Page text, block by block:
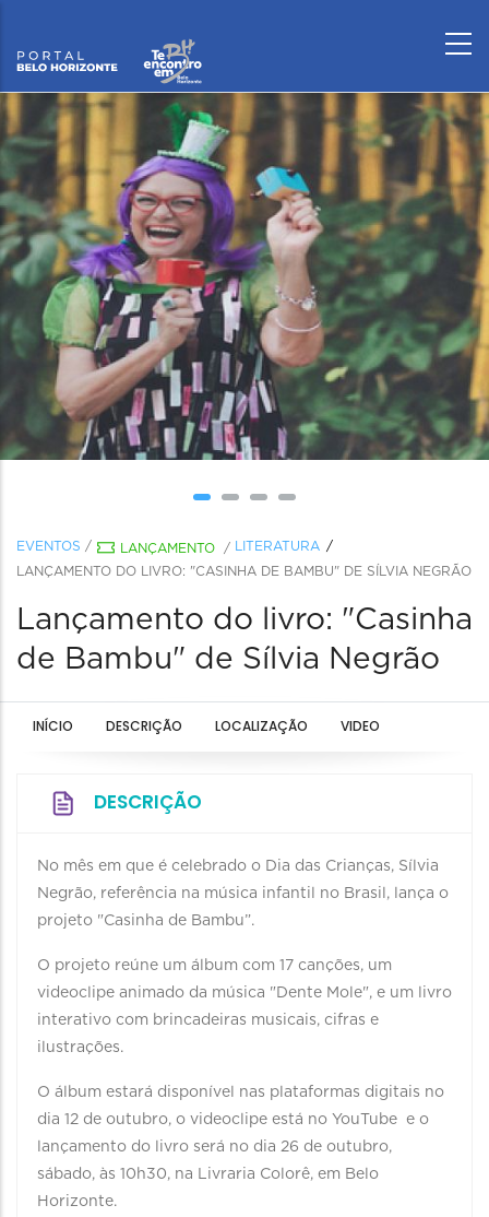
EVENTOS / LANÇAMENTO /
LITERATURA
LANÇAMENTO DO LIVRO: "CASINHA DE BAMBU" DE SÍLVIA NEGRÃO
Lançamento do livro: "Casinha
de Bambu" de Sílvia Negrão
INÍCIO DESCRIÇÃO LOCALIZAÇÃO VIDEO
DESCRIÇÃO
No mês em que é celebrado o Dia das Crianças, Sílvia
Negrão, referência na música infantil no Brasil, lança o
projeto "Casinha de Bambu”.
O projeto reúne um álbum com 17 canções, um
videoclipe animado da música "Dente Mole", e um livro
interativo com brincadeiras musicais, cifras e
ilustrações.
O álbum estará disponível nas plataformas digitais no
dia 12 de outubro, o videoclipe está no YouTube e o
lançamento do livro será no dia 26 de outubro,
sábado, às 10h30, na Livraria Colorê, em Belo
Horizonte.